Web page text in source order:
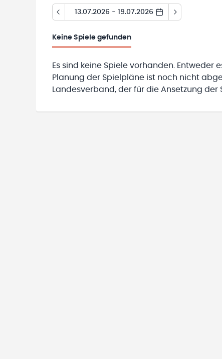
13.07.2026 - 19.07.2026
Keine Spiele gefunden
Es sind keine Spiele vorhanden.
Planung der Spielpläne ist noch nicht
Landesverband, der für die Ansetzung der